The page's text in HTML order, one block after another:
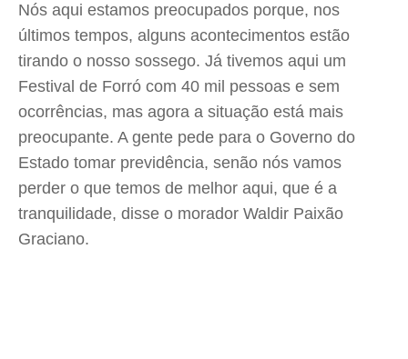
Nós aqui estamos preocupados porque, nos
últimos tempos, alguns acontecimentos estão
tirando o nosso sossego. Já tivemos aqui um
Festival de Forró com 40 mil pessoas e sem
ocorrências, mas agora a situação está mais
preocupante. A gente pede para o Governo do
Estado tomar previdência, senão nós vamos
perder o que temos de melhor aqui, que é a
tranquilidade, disse o morador Waldir Paixão
Graciano.